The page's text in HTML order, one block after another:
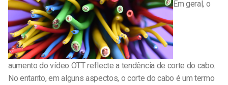
Em geral, o
aumento do vídeo OTT reflecte a tendência de corte do cabo.
No entanto, em alguns aspectos, o corte do cabo é um termo